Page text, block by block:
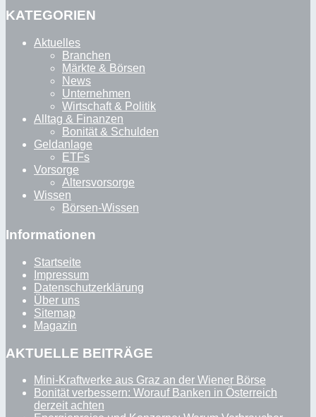
KATEGORIEN
Aktuelles
Branchen
Märkte & Börsen
News
Unternehmen
Wirtschaft & Politik
Alltag & Finanzen
Bonität & Schulden
Geldanlage
ETFs
Vorsorge
Altersvorsorge
Wissen
Börsen-Wissen
Informationen
Startseite
Impressum
Datenschutzerklärung
Über uns
Sitemap
Magazin
AKTUELLE BEITRÄGE
Mini-Kraftwerke aus Graz an der Wiener Börse
Bonität verbessern: Worauf Banken in Österreich
derzeit achten